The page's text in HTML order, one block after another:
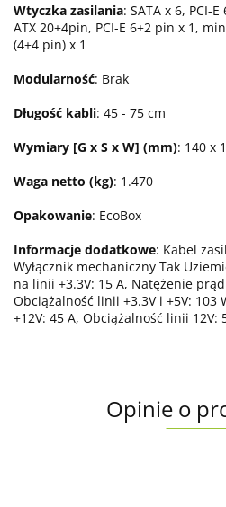
Wtyczka zasilania: SATA x 6, PCI-
ATX 20+4pin, PCI-E 6+2 pin x 1,
(4+4 pin) x 1
Modularność: Brak
Długość kabli: 45 - 75 cm
Wymiary [G x S x W] (mm): 140 x
Waga netto (kg): 1.470
Opakowanie: EcoBox
Informacje dodatkowe: Kabel
Wyłącznik mechaniczny Tak
na linii +3.3V: 15 A, Natężenie
Obciążalność linii +3.3V i +5V:
+12V: 45 A, Obciążalność linii 12V:
Opinie o